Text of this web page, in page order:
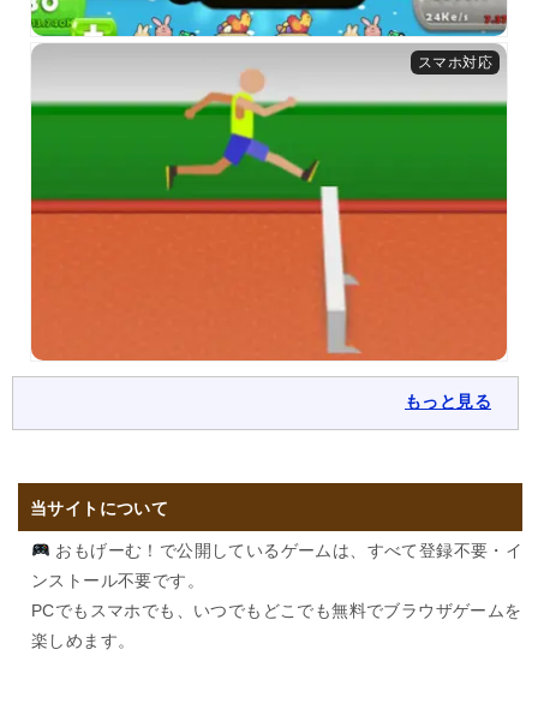
もっと見る
当サイトについて
おもげーむ！で公開しているゲームは、すべて登録不要・イ
ンストール不要です。
PCでもスマホでも、いつでもどこでも無料でブラウザゲームを
楽しめます。